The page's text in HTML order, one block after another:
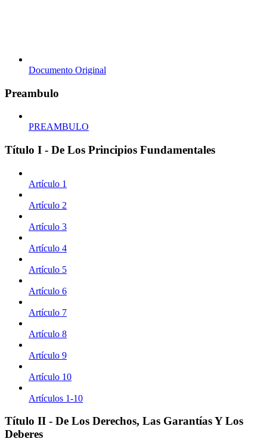
Documento Original
Preambulo
PREAMBULO
Título I - De Los Principios Fundamentales
Artículo 1
Artículo 2
Artículo 3
Artículo 4
Artículo 5
Artículo 6
Artículo 7
Artículo 8
Artículo 9
Artículo 10
Artículos 1-10
Título II - De Los Derechos, Las Garantías Y Los
Deberes